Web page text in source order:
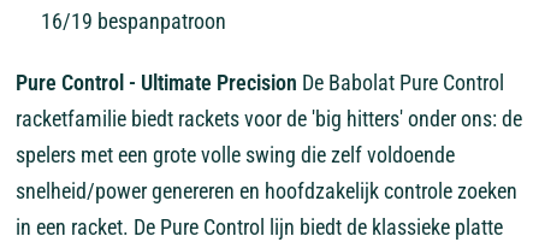
16/19 bespanpatroon
Pure Control - Ultimate Precision De Babolat Pure Control
racketfamilie biedt rackets voor de 'big hitters' onder ons: de
spelers met een grote volle swing die zelf voldoende
snelheid/power genereren en hoofdzakelijk controle zoeken
in een racket. De Pure Control lijn biedt de klassieke platte